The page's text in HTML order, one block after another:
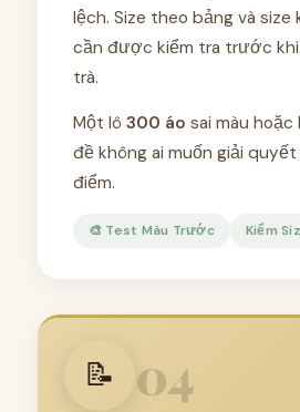
lệch. Size theo bảng và
cần được kiểm tra trước
trà.
Một lô 300 áo sai màu hoặc
đề không ai muốn giải
điểm.
🎨 Test Màu Trước Kiểm
📝 04